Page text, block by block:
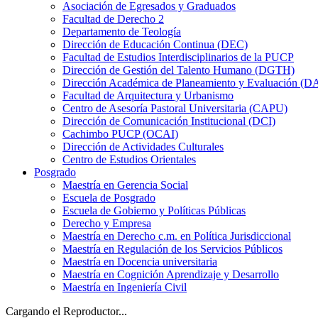
Asociación de Egresados y Graduados
Facultad de Derecho 2
Departamento de Teología
Dirección de Educación Continua (DEC)
Facultad de Estudios Interdisciplinarios de la PUCP
Dirección de Gestión del Talento Humano (DGTH)
Dirección Académica de Planeamiento y Evaluación
Facultad de Arquitectura y Urbanismo
Centro de Asesoría Pastoral Universitaria (CAPU)
Dirección de Comunicación Institucional (DCI)
Cachimbo PUCP (OCAI)
Dirección de Actividades Culturales
Centro de Estudios Orientales
Posgrado
Maestría en Gerencia Social
Escuela de Posgrado
Escuela de Gobierno y Políticas Públicas
Derecho y Empresa
Maestría en Derecho c.m. en Política Jurisdiccional
Maestría en Regulación de los Servicios Públicos
Maestría en Docencia universitaria
Maestría en Cognición Aprendizaje y Desarrollo
Maestría en Ingeniería Civil
Cargando el Reproductor...